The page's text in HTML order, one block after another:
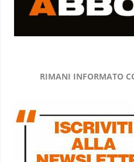
RIMANI INFORMATO